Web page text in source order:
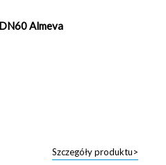
Almeva
Szczegóły produktu>